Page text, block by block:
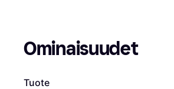
Ominaisuudet
Tuote